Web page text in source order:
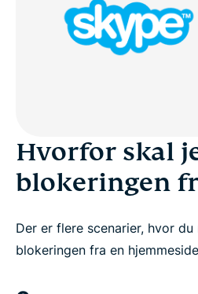
Hvorfor skal
blokeringen
Der er flere scenarier, hvor
blokeringen fra en